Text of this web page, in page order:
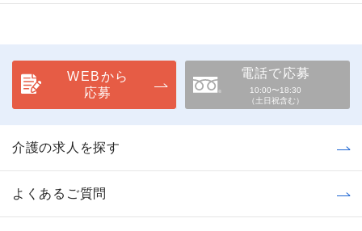
WEBから
応募
電話で応募
10:00〜18:30
（土日祝含む）
介護の求人を探す
よくあるご質問